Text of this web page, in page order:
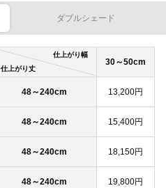
ダブルシェード
仕上がり幅
仕上がり丈
30～50cm
48～240cm 13,200円
48～240cm 15,400円
48～240cm 18,150円
48～240cm 19,800円